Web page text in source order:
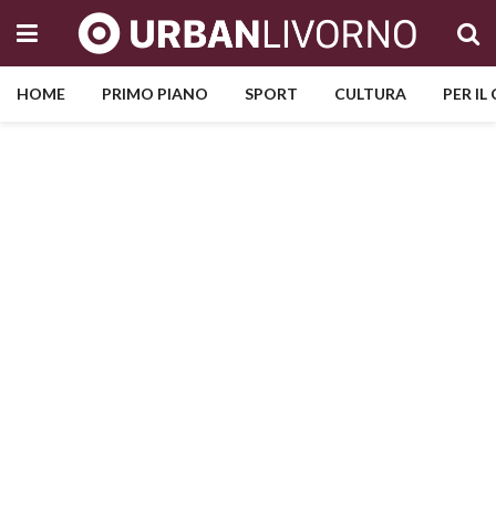
HOME PRIMO PIANO SPORT CULTURA PER